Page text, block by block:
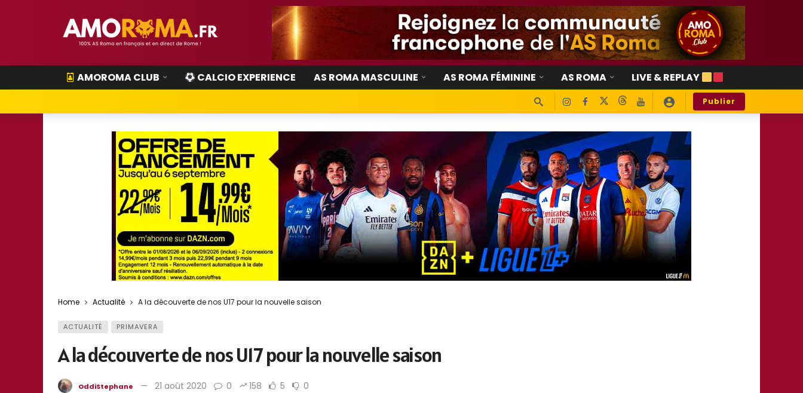
AMOROMA CLUB CALCIO EXPERIENCE AS ROMA MASCULINE AS ROMA FÉMININE AS ROMA LIVE & REPLAY
Publier
Home Actualité A la découverte de nos U17 pour la nouvelle saison
ACTUALITÉ PRIMAVERA
A la découverte de nos U17 pour la nouvelle saison
OddiStephane 21 août 2020 0 158 5 0